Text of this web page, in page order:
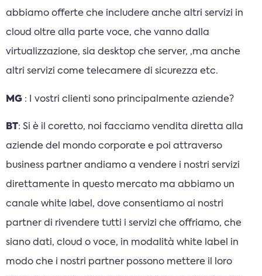
abbiamo offerte che includere anche altri servizi in
cloud oltre alla parte voce, che vanno dalla
virtualizzazione, sia desktop che server, ,ma anche
altri servizi come telecamere di sicurezza etc.
MG : I vostri clienti sono principalmente aziende?
BT: Si è il coretto, noi facciamo vendita diretta alla
aziende del mondo corporate e poi attraverso
business partner andiamo a vendere i nostri servizi
direttamente in questo mercato ma abbiamo un
canale white label, dove consentiamo ai nostri
partner di rivendere tutti i servizi che offriamo, che
siano dati, cloud o voce, in modalità white label in
modo che i nostri partner possono mettere il loro